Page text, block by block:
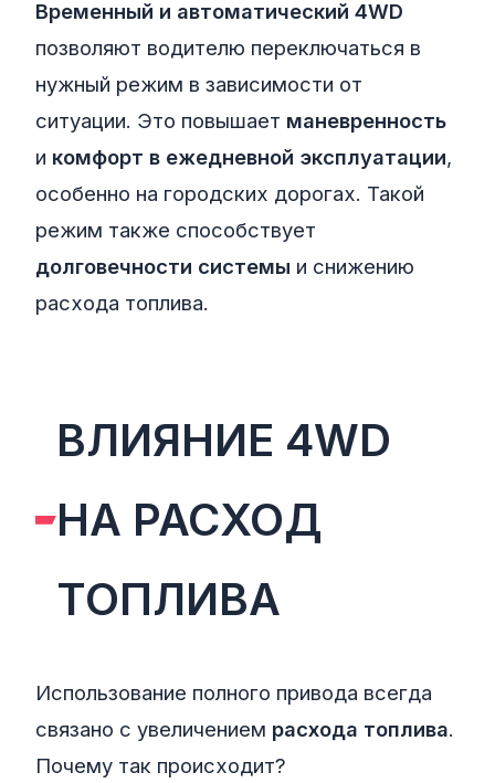
Временный и автоматический 4WD
позволяют водителю переключаться в
нужный режим в зависимости от
ситуации. Это повышает маневренность
и комфорт в ежедневной эксплуатации,
особенно на городских дорогах. Такой
режим также способствует
долговечности системы и снижению
расхода топлива.
ВЛИЯНИЕ 4WD
НА РАСХОД
ТОПЛИВА
Использование полного привода всегда
связано с увеличением расхода топлива.
Почему так происходит?